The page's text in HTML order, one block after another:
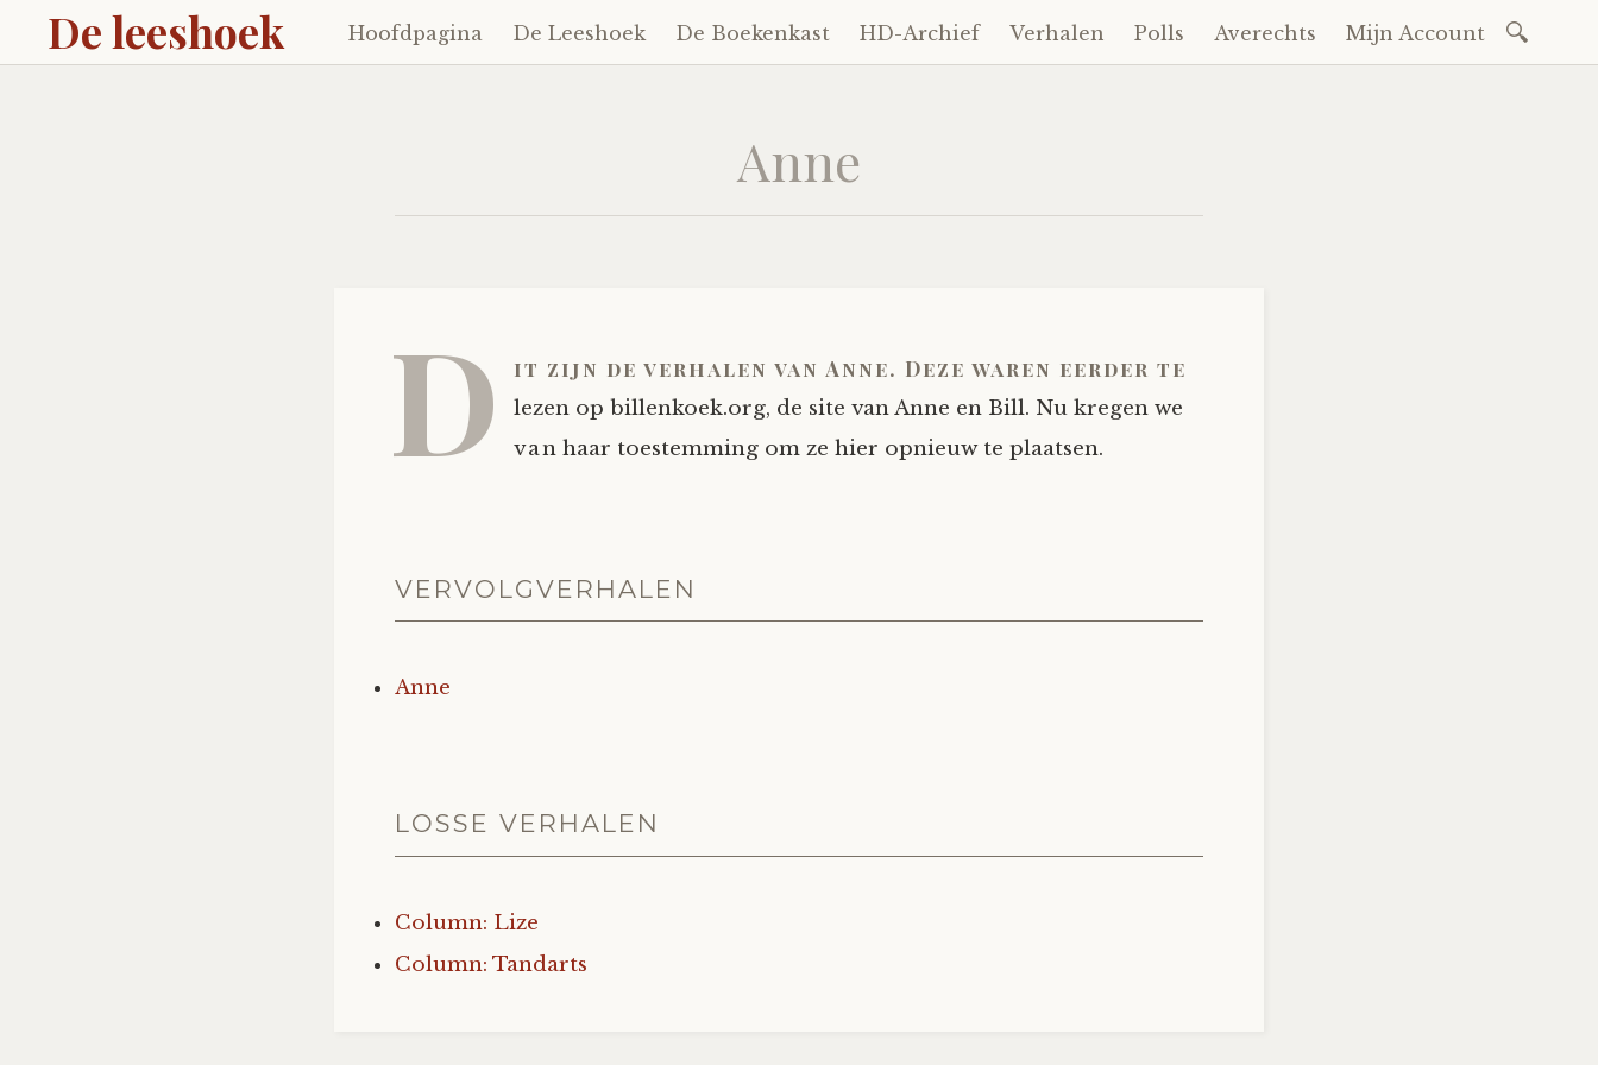
De leeshoek
Skip
to
Hoofdpagina De Leeshoek De Boekenkast HD-Archief Verhalen Polls Averechts Mijn Account
Anne
D it zijn de verhalen van Anne. Deze waren eerder te
lezen op billenkoek.org, de site van Anne en Bill. Nu kregen we
van haar toestemming om ze hier opnieuw te plaatsen.
VERVOLGVERHALEN
Anne
LOSSE VERHALEN
Column: Lize
Column: Tandarts